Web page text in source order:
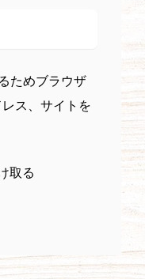
ためブラウザ
ス、サイトを
取る